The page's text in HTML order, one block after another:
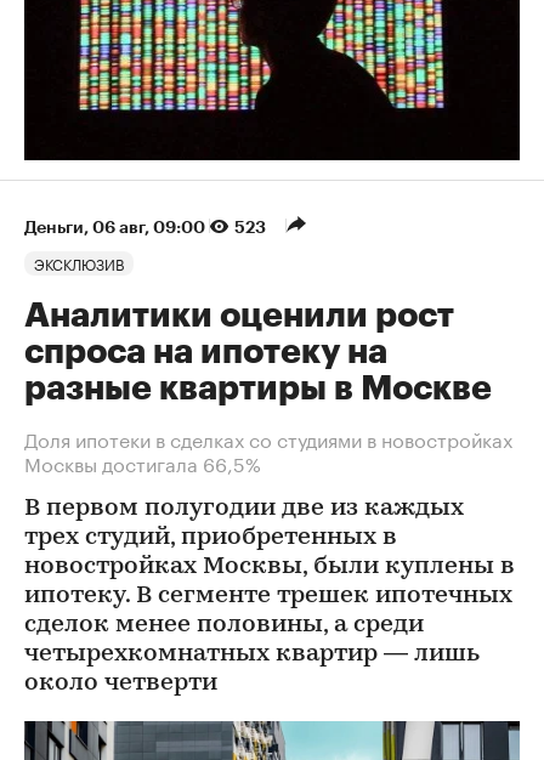
Деньги⁠, 06 авг, 09:00 523
ЭКСКЛЮЗИВ
Аналитики оценили рост
спроса на ипотеку на
разные квартиры в Москве
Доля ипотеки в сделках со студиями в новостройках
Москвы достигала 66,5%
В первом полугодии две из каждых
трех студий, приобретенных в
новостройках Москвы, были куплены в
ипотеку. В сегменте трешек ипотечных
сделок менее половины, а среди
четырехкомнатных квартир — лишь
около четверти